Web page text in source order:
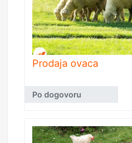
Prodaja ovaca
Po dogovoru